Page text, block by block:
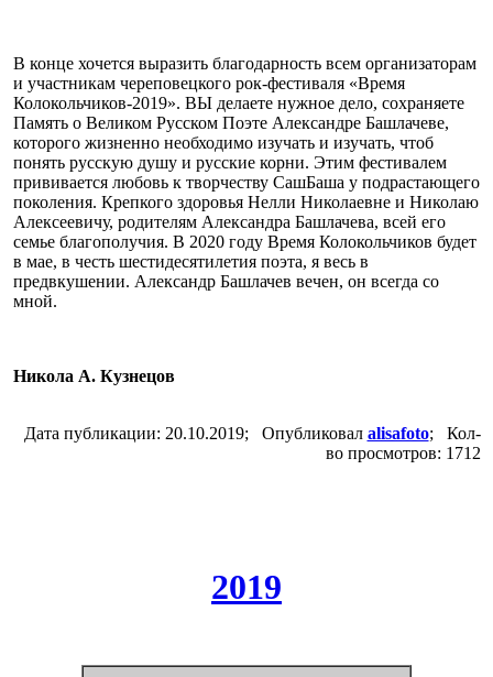
В конце хочется выразить благодарность всем организаторам
и участникам череповецкого рок-фестиваля «Время
Колокольчиков-2019». ВЫ делаете нужное дело, сохраняете
Память о Великом Русском Поэте Александре Башлачеве,
которого жизненно необходимо изучать и изучать, чтоб
понять русскую душу и русские корни. Этим фестивалем
прививается любовь к творчеству СашБаша у подрастающего
поколения. Крепкого здоровья Нелли Николаевне и Николаю
Алексеевичу, родителям Александра Башлачева, всей его
семье благополучия. В 2020 году Время Колокольчиков будет
в мае, в честь шестидесятилетия поэта, я весь в
предвкушении. Александр Башлачев вечен, он всегда со
мной.
Никола А. Кузнецов
Дата публикации: 20.10.2019; Опубликовал alisafoto; Кол-
во просмотров: 1712
2019